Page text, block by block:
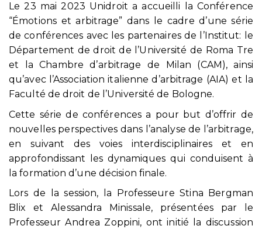
Le 23 mai 2023 Unidroit a accueilli la Conférence
“Émotions et arbitrage” dans le cadre d’une série
de conférences avec les partenaires de l’Institut: le
Département de droit de l’Université de Roma Tre
et la Chambre d’arbitrage de Milan (CAM), ainsi
qu’avec l’Association italienne d’arbitrage (AIA) et la
Faculté de droit de l’Université de Bologne.
Cette série de conférences a pour but d’offrir de
nouvelles perspectives dans l’analyse de l’arbitrage,
en suivant des voies interdisciplinaires et en
approfondissant les dynamiques qui conduisent à
la formation d’une décision finale.
Lors de la session, la Professeure Stina Bergman
Blix et Alessandra Minissale, présentées par le
Professeur Andrea Zoppini, ont initié la discussion